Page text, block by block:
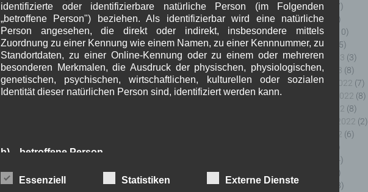
Juni 2023
(7)
Mai 2023
(8)
April 2023
(10)
März 2023
(5)
Februar 2023 (3)
Januar 2023 (8)
Dezember 2022 (7)
November 2022 (8)
Oktober 2022 (8)
September 2022 (2)
August 2022 (6)
(5)
(4)
(5)
April 2022
(8)
identifizierte oder identifizierbare natürliche Person (im Folgenden
„betroffene Person") beziehen. Als identifizierbar wird eine natürliche
Person angesehen, die direkt oder indirekt, insbesondere mittels
Zuordnung zu einer Kennung wie einem Namen, zu einer Kennnummer, zu
Standortdaten, zu einer Online-Kennung oder zu einem oder mehreren
besonderen Merkmalen, die Ausdruck der physischen, physiologischen,
genetischen, psychischen, wirtschaftlichen, kulturellen oder sozialen
Identität dieser natürlichen Person sind, identifiziert werden kann.
b) betroffene Person
Betroffene Person ist jede identifizierte oder identifizierbare natürliche
Essenziell Statistiken Externe Dienste